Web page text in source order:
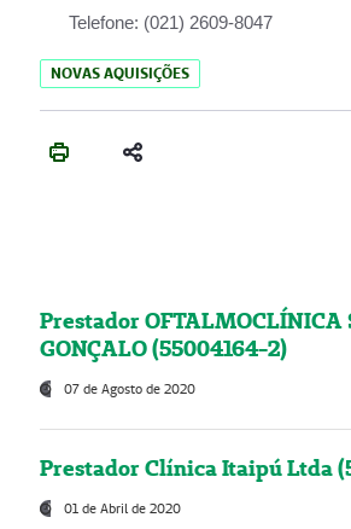
Telefone: (021) 2609-8047
NOVAS AQUISIÇÕES
Prestador OFTALMOCLÍNICA
GONÇALO (55004164-2)
07 de Agosto de 2020
Prestador Clínica Itaipú Ltda
01 de Abril de 2020